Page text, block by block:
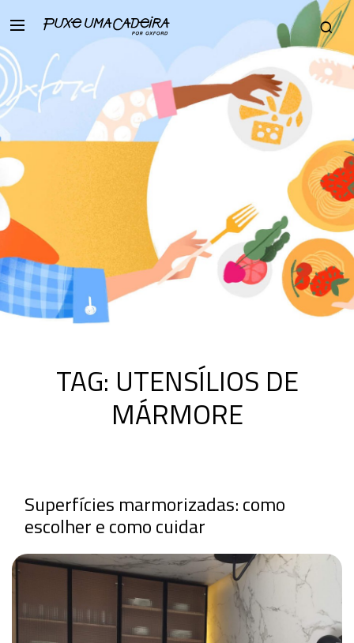
TAG: UTENSÍLIOS DE
MÁRMORE
Superfícies marmorizadas: como
escolher e como cuidar